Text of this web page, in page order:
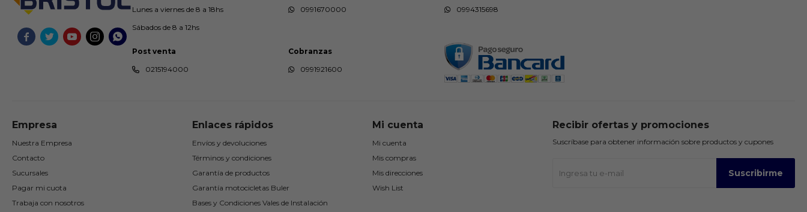
    
Lunes a viernes de 8 a 18hs
Sábados de 8 a 12hs
0991670000
0994315698
Post venta
0215194000
Cobranzas
0991921600
Empresa
Nuestra Empresa
Contacto
Sucursales
Pagar mi cuota
Trabaja con nosotros
Enlaces rápidos
Envíos y devoluciones
Términos y condiciones
Garantía de productos
Garantía motocicletas Buler
Bases y Condiciones Vales de Instalación
Mi cuenta
Mi cuenta
Mis compras
Mis direcciones
Wish List
Recibir ofertas y promociones
Suscríbase para obtener información sobre productos y cupones
Suscribirme